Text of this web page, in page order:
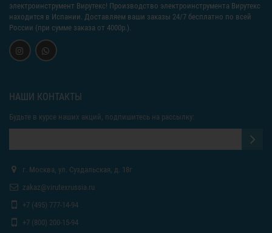
электроинструмент Вирутекс! Производство электроинструмента Вирутекс
находится в Испании. Доставляем ваши заказы 24/7 бесплатно по всей
России (при сумме заказа от 4000р.).
НАШИ КОНТАКТЫ
Будьте в курсе наших акций, подпишитесь на рассылку:
г. Москва, ул. Суздальская, д. 18г
zakaz@virutexrussia.ru
+7 (495) 777-14-94
+7 (800) 200-15-94